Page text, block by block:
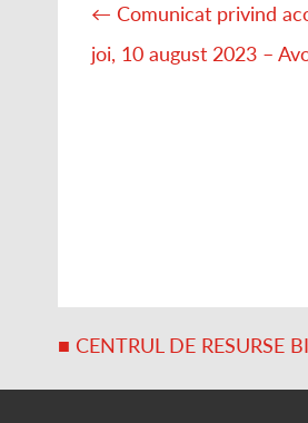
← Comunicat privind
joi, 10 august 2023 –
■ CENTRUL DE RESURSE